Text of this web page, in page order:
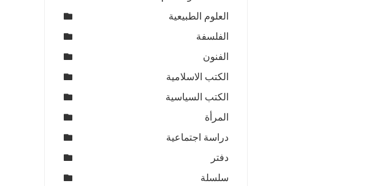
العلوم الطبيعية
الفلسفة
الفنون
الكتب الاسلامية
الكتب السياسية
المرأة
دراسة اجتماعية
دفتر
سلسلة